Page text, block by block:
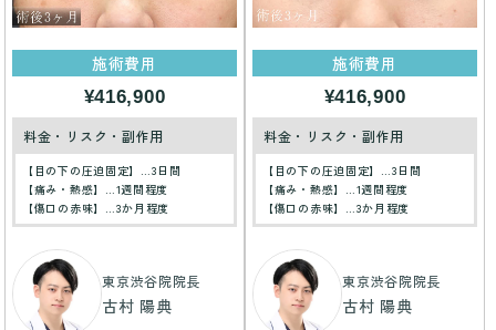
施術費用
¥416,900
料金・リスク・副作用
【目の下の圧迫固定】…3日間
【痛み・熱感】…1週間程度
【傷口の赤味】…3か月程度
東京渋谷院院長
古村 陽典
施術費用
¥416,900
料金・リスク・副作用
【目の下の圧迫固定】…3日間
【痛み・熱感】…1週間程度
【傷口の赤味】…3か月程度
東京渋谷院院長
古村 陽典